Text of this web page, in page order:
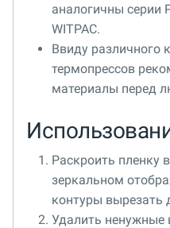
аналогичны серии
WITPAC.
Ввиду различного
термопрессов
материалы перед
Раскроить пленку
зеркальном
контуры
Удалить ненужные